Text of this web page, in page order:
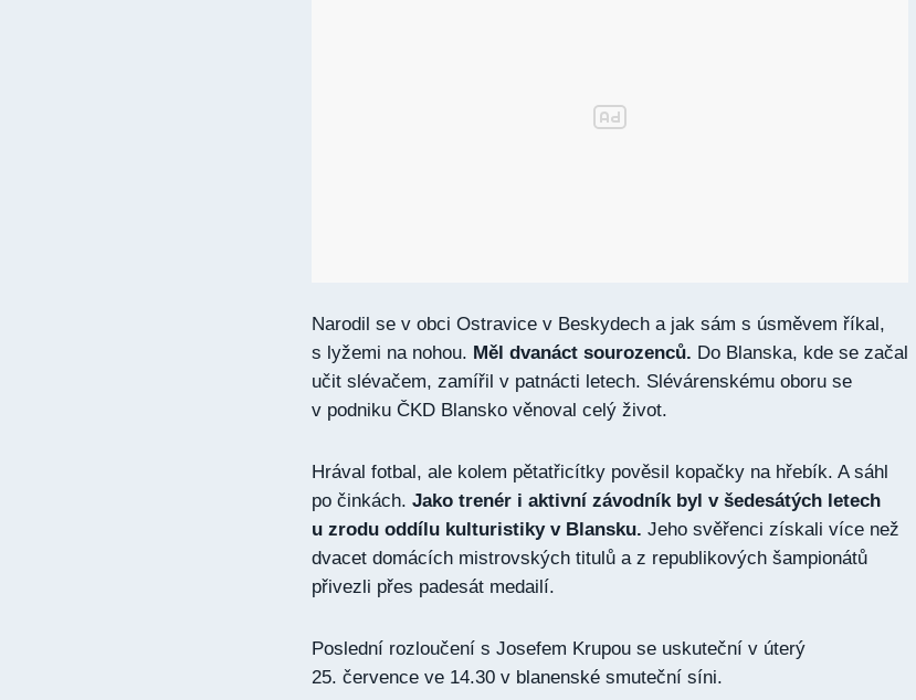
Narodil se v obci Ostravice v Beskydech a jak sám s úsměvem říkal,
s lyžemi na nohou. Měl dvanáct sourozenců. Do Blanska, kde se začal
učit slévačem, zamířil v patnácti letech. Slévárenskému oboru se
v podniku ČKD Blansko věnoval celý život.
Hrával fotbal, ale kolem pětatřicítky pověsil kopačky na hřebík. A sáhl
po činkách. Jako trenér i aktivní závodník byl v šedesátých letech
u zrodu oddílu kulturistiky v Blansku. Jeho svěřenci získali více než
dvacet domácích mistrovských titulů a z republikových šampionátů
přivezli přes padesát medailí.
Poslední rozloučení s Josefem Krupou se uskuteční v úterý
25. července ve 14.30 v blanenské smuteční síni.